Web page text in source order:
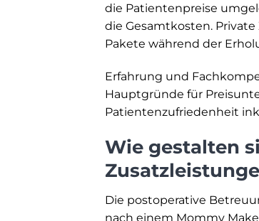
die Patientenpreise
die Gesamtkosten.
Pakete während der
Erfahrung und
Hauptgründe für
Patientenzufriedenheit
Wie gestalten
Die postoperative
nach einem Mommy